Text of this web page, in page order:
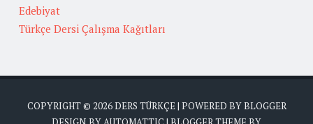
Edebiyat
Türkçe Dersi Çalışma Kağıtları
COPYRIGHT © 2026DERS TÜRKÇE| POWERED BYBLOGGER